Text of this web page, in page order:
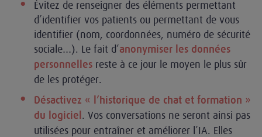
Évitez de renseigner des éléments permettant
d’identifier vos patients ou permettant de vous
identifier (nom, coordonnées, numéro de sécurité
sociale…). Le fait d’anonymiser les données
personnelles reste à ce jour le moyen le plus sûr
de les protéger.
Désactivez « l’historique de chat et formation »
du logiciel . Vos conversations ne seront ainsi pas
utilisées pour entraîner et améliorer l’IA. Elles